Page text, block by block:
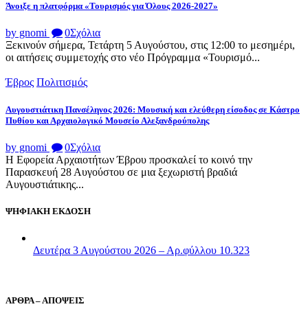
Άνοιξε η πλατφόρμα «Τουρισμός για Όλους 2026-2027»
by gnomi 0Σχόλια
Ξεκινούν σήμερα, Τετάρτη 5 Αυγούστου, στις 12:00 το μεσημέρι,
οι αιτήσεις συμμετοχής στο νέο Πρόγραμμα «Τουρισμό...
Έβρος Πολιτισμός
Αυγουστιάτικη Πανσέληνος 2026: Μουσική και ελεύθερη είσοδος σε Κάστρο
Πυθίου και Αρχαιολογικό Μουσείο Αλεξανδρούπολης
by gnomi 0Σχόλια
Η Εφορεία Αρχαιοτήτων Έβρου προσκαλεί το κοινό την
Παρασκευή 28 Αυγούστου σε μια ξεχωριστή βραδιά
Αυγουστιάτικης...
ΨΗΦΙΑΚΗ ΕΚΔΟΣΗ
Δευτέρα 3 Αυγούστου 2026 – Αρ.φύλλου 10.323
ΑΡΘΡΑ – ΑΠΟΨΕΙΣ